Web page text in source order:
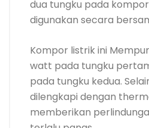
Kompor ini juga
pengaman, sehingga Bisa
mematikannya. Anda
listrik ini di Shopee.
7. Philips
HD4932